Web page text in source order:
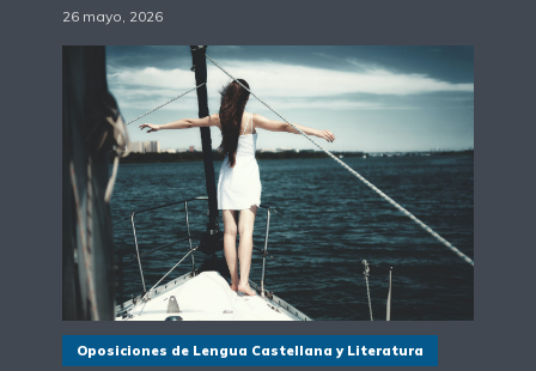
26 mayo, 2026
Oposiciones de Lengua Castellana y Literatura